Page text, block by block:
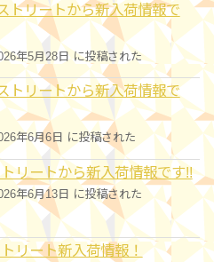
トリートから新入荷情報で
年5月28日 に投稿された
トリートから新入荷情報で
年6月6日 に投稿された
リートから新入荷情報です!!
年6月13日 に投稿された
リート新入荷情報！